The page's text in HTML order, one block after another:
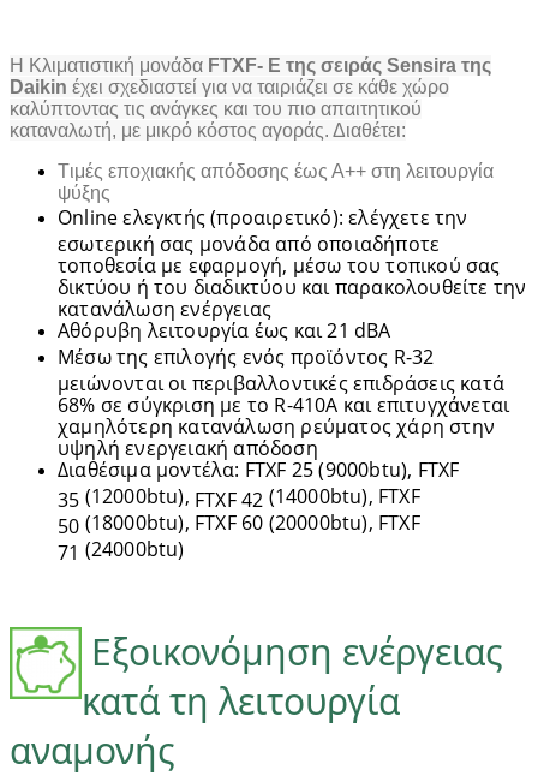
H Κλιματιστική μονάδα FTXF- E της σειράς Sensira της
Daikin έχει σχεδιαστεί για να ταιριάζει σε κάθε χώρο
καλύπτοντας τις ανάγκες και του πιο απαιτητικού
καταναλωτή, με μικρό κόστος αγοράς. Διαθέτει:
Tιμές εποχιακής απόδοσης έως Α++ στη λειτουργία
ψύξης
Online ελεγκτής (προαιρετικό): ελέγχετε την
εσωτερική σας μονάδα από οποιαδήποτε
τοποθεσία με εφαρμογή, μέσω του τοπικού σας
δικτύου ή του διαδικτύου και παρακολουθείτε την
κατανάλωση ενέργειας
Αθόρυβη λειτουργία έως και 21 dBA
Μέσω της επιλογής ενός προϊόντος R-32
μειώνονται οι περιβαλλοντικές επιδράσεις κατά
68% σε σύγκριση με το R-410A και επιτυγχάνεται
χαμηλότερη κατανάλωση ρεύματος χάρη στην
υψηλή ενεργειακή απόδοση
Διαθέσιμα μοντέλα: FTXF 25 (9000btu), FTXF
35 (12000btu), FTXF 42 (14000btu), FTXF
50 (18000btu), FTXF 60 (20000btu), FTXF
71 (24000btu)
Εξοικονόμηση ενέργειας
κατά τη λειτουργία
αναμονής